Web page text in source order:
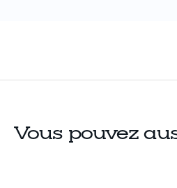
Vous pouvez